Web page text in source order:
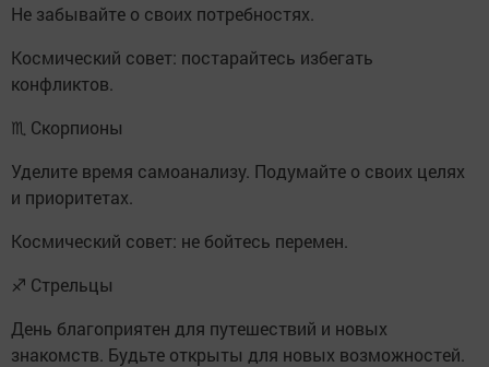
Не забывайте о своих потребностях.
Космический совет: постарайтесь избегать
конфликтов.
♏ Скорпионы
Уделите время самоанализу. Подумайте о своих целях
и приоритетах.
Космический совет: не бойтесь перемен.
♐ Стрельцы
День благоприятен для путешествий и новых
знакомств. Будьте открыты для новых возможностей.